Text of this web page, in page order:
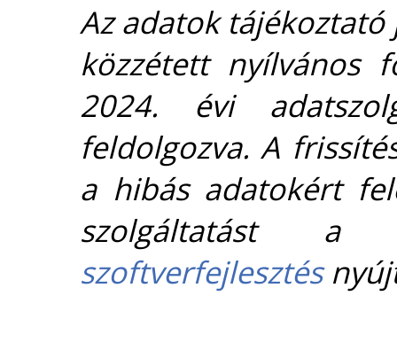
Az adatok
közzétett nyílvános
2024. évi
feldolgozva. A
a hibás adatokért
szolgáltatást
szoftverfejlesztés